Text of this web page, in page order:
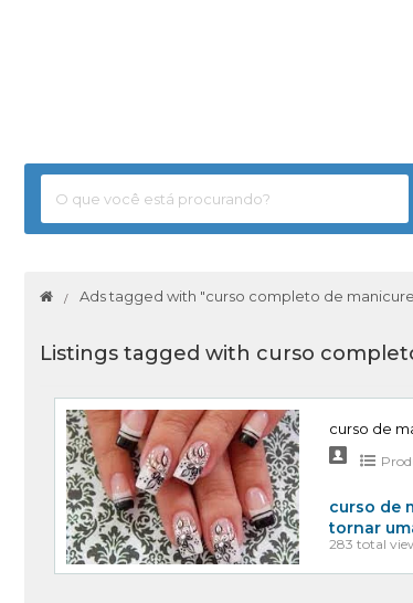
Ads tagged with "curso completo de
Listings tagged with curso
curso de
curso de
tornar
283 total